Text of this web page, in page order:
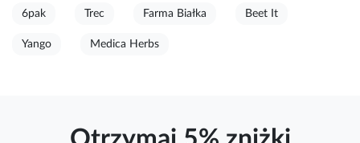
6pak Trec Farma Białka Beet It
Yango Medica Herbs